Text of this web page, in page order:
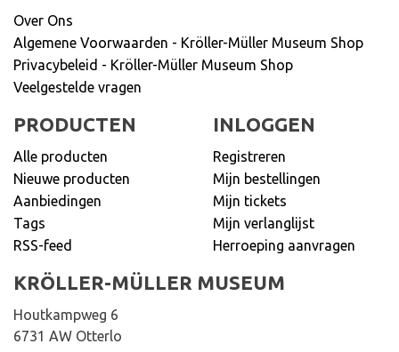
Over Ons
Algemene Voorwaarden - Kröller-Müller Museum Shop
Privacybeleid - Kröller-Müller Museum Shop
Veelgestelde vragen
PRODUCTEN
Alle producten
Nieuwe producten
Aanbiedingen
Tags
RSS-feed
INLOGGEN
Registreren
Mijn bestellingen
Mijn tickets
Mijn verlanglijst
Herroeping aanvragen
KRÖLLER-MÜLLER MUSEUM
Houtkampweg 6
6731 AW Otterlo